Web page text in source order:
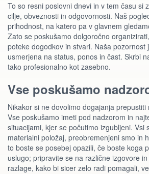
To so resni poslovni dnevi in v tem času si
cilje, obveznosti in odgovornosti. Naš
prihodnost, na katero pa v glavnem
Zato se poskušamo dolgoročno
poteke dogodkov in stvari. Naša pozornost
usmerjena na status, ponos in čast. Skrbi
tako profesionalno kot zasebno.
Vse poskušamo
Nikakor si ne dovolimo dogajanja prepustiti
Vse poskušamo imeti pod nadzorom in
situacijami, kjer se počutimo izgubljeni. Vsi
materialni položaj, preobremenjeni smo in
to boste se posebej opazili, če boste koga
uslugo; pripravite se na različne izgovore
razlage, kako bi sicer zelo radi pomagali,